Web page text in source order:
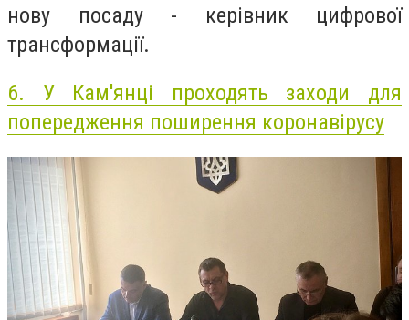
нову посаду - керівник цифрової
трансформації.
6. У Кам'янці проходять заходи для
попередження поширення коронавірусу